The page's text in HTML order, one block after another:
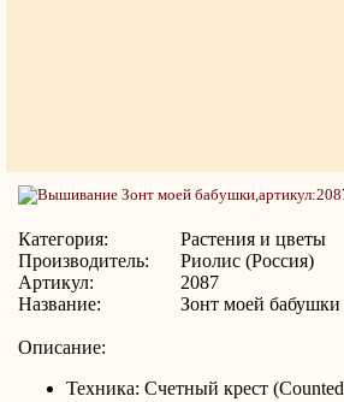
Категория:
Растения и цветы
Производитель:
Риолис (Россия)
Артикул:
2087
Название:
Зонт моей бабушки
Описание:
Техника: Счетный крест (Counted